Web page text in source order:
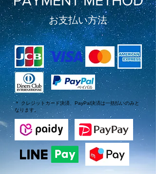
​お支払い方法
＊ クレジットカード決済、PayPal決済は一括払いのみと
なります。